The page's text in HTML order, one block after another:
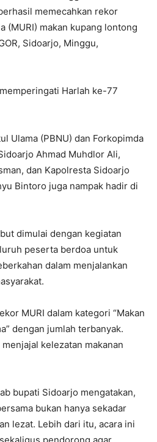
memecahkan rekor
(MURI) makan kupang lontong
Sidoarjo, Minggu,
Harlah ke-77
Ulama (PBNU) dan Forkopimda
Ahmad Muhdlor Ali,
dan Kapolresta Sidoarjo
Bintoro juga nampak hadir di
dimulai dengan kegiatan
peserta berdoa untuk
dalam menjalankan
MURI dalam kategori “Makan
dengan jumlah terbanyak.
kelezatan makanan
bupati Sidoarjo mengatakan,
bukan hanya sekadar
lezat. Lebih dari itu, acara ini
pendorong agar